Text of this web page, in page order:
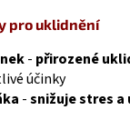
pro uklidnění
- přirozené
účinky
-snižuje stres